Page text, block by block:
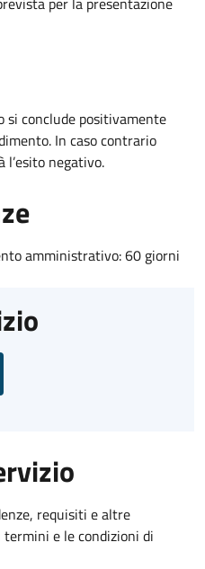
conclude positivamente
In caso contrario
l’esito negativo.
amministrativo: 60 giorni
requisiti e altre
e le condizioni di